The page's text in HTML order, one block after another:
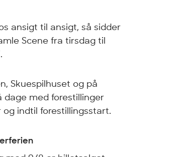
ansigt til ansigt, så sidder
Scene fra tirsdag til
Skuespilhuset og på
dage med forestillinger
indtil forestillingsstart.